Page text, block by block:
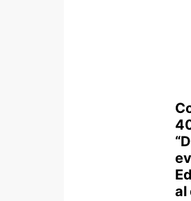
al